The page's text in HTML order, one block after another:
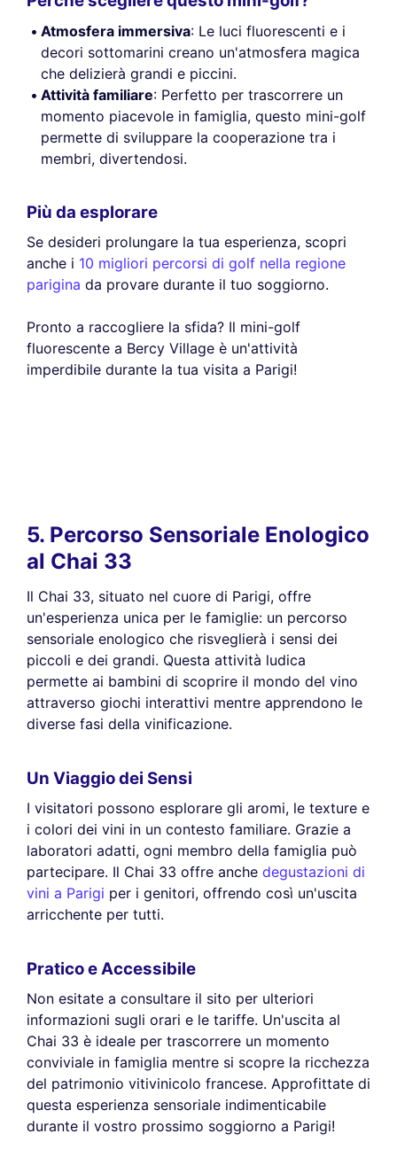
Atmosfera immersiva: Le luci fluorescenti e i
decori sottomarini creano un'atmosfera magica
che delizierà grandi e piccini.
Attività familiare: Perfetto per trascorrere un
momento piacevole in famiglia, questo mini-golf
permette di sviluppare la cooperazione tra i
membri, divertendosi.
Più da esplorare
Se desideri prolungare la tua esperienza, scopri
anche i 10 migliori percorsi di golf nella regione
parigina da provare durante il tuo soggiorno.
Pronto a raccogliere la sfida? Il mini-golf
fluorescente a Bercy Village è un'attività
imperdibile durante la tua visita a Parigi!
5. Percorso Sensoriale Enologico
al Chai 33
Il Chai 33, situato nel cuore di Parigi, offre
un'esperienza unica per le famiglie: un percorso
sensoriale enologico che risveglierà i sensi dei
piccoli e dei grandi. Questa attività ludica
permette ai bambini di scoprire il mondo del vino
attraverso giochi interattivi mentre apprendono le
diverse fasi della vinificazione.
Un Viaggio dei Sensi
I visitatori possono esplorare gli aromi, le texture e
i colori dei vini in un contesto familiare. Grazie a
laboratori adatti, ogni membro della famiglia può
partecipare. Il Chai 33 offre anche degustazioni di
vini a Parigi per i genitori, offrendo così un'uscita
arricchente per tutti.
Pratico e Accessibile
Non esitate a consultare il sito per ulteriori
informazioni sugli orari e le tariffe. Un'uscita al
Chai 33 è ideale per trascorrere un momento
conviviale in famiglia mentre si scopre la ricchezza
del patrimonio vitivinicolo francese. Approfittate di
questa esperienza sensoriale indimenticabile
durante il vostro prossimo soggiorno a Parigi!